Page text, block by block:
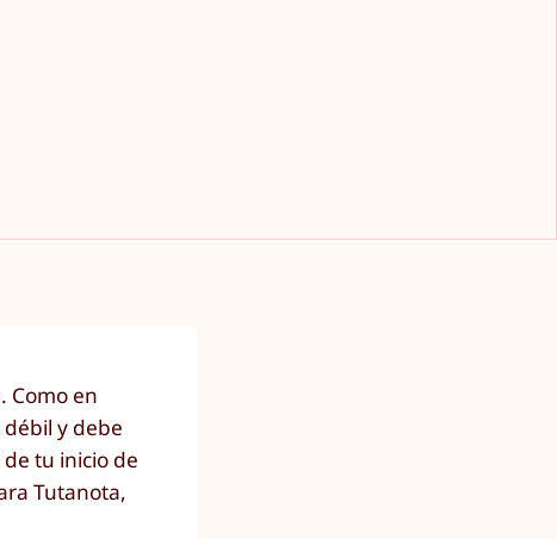
Como en
y debe
tu inicio de
Tutanota,